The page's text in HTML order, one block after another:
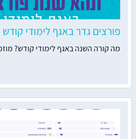
פורצים גדר באגף לימודי קודש
מה קורה השנה באגף לימודי קודש?